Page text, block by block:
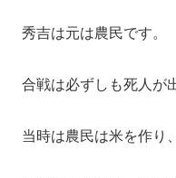
秀吉は元は農民です。
合戦は必ずしも死人が
当時は農民は米を作り